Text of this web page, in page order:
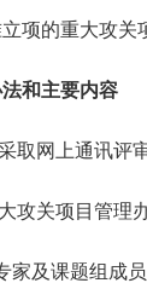
的重大攻关
法和主要内容
网上通讯评审
关项目管理办
及课题组成员